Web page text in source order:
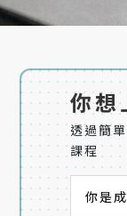
你想
透過簡
課程